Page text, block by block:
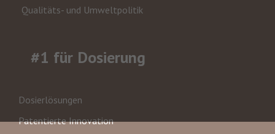
Qualitäts- und Umweltpolitik
#1 für Dosierung
Dosierlösungen
Patentierte Innovation